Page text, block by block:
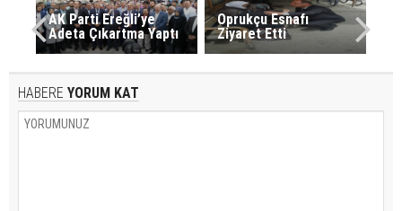
AK Parti Ereğli’ye
Adeta Çıkartma Yaptı
Oprukçu Esnafı
Ziyaret Etti
HABERE YORUM KAT